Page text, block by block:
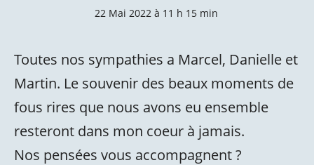
22 Mai 2022 à 11 h 15 min
Toutes nos sympathies a Marcel, Danielle et
Martin. Le souvenir des beaux moments de
fous rires que nous avons eu ensemble
resteront dans mon coeur à jamais.
Nos pensées vous accompagnent ?